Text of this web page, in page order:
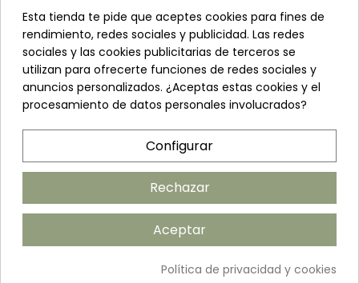
Los más vendidos
Sobre nosotros
Pon tu planta guapa
Preguntas frecuentes
Mi cuenta
Contacto
Envíos y Devoluciones
Venta a profesionales
Términos y condiciones
Política de cookies
Esta tienda te pide que aceptes cookies para fines de
rendimiento, redes sociales y publicidad. Las redes
sociales y las cookies publicitarias de terceros se
utilizan para ofrecerte funciones de redes sociales y
anuncios personalizados. ¿Aceptas estas cookies y el
procesamiento de datos personales involucrados?
Configurar
Rechazar
Aceptar
Política de privacidad y cookies